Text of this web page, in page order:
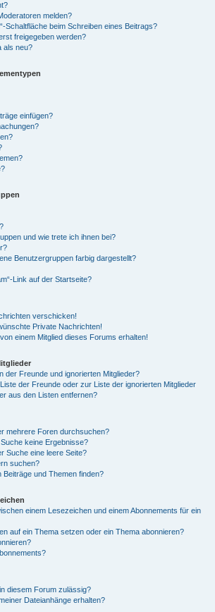
melden?
Schaltfläche beim Schreiben eines Beitrags?
freigegeben werden?
als neu?
einfügen?
und wie trete ich ihnen bei?
Benutzergruppen farbig dargestellt?
Link auf der Startseite?
verschicken!
Private Nachrichten!
einem Mitglied dieses Forums erhalten!
der Freunde und ignorierten Mitglieder?
der Freunde oder zur Liste der ignorierten Mitglieder
aus den Listen entfernen?
mehrere Foren durchsuchen?
keine Ergebnisse?
Suche eine leere Seite?
suchen?
Beiträge und Themen finden?
einem Lesezeichen und einem Abonnements für ein
auf ein Thema setzen oder ein Thema abonnieren?
diesem Forum zulässig?
Dateianhänge erhalten?